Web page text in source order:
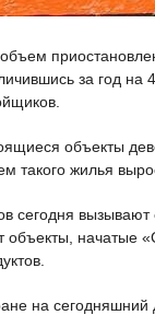
за год на
объекты
такого жилья
сегодня
объекты, начатые
на сегодняшний